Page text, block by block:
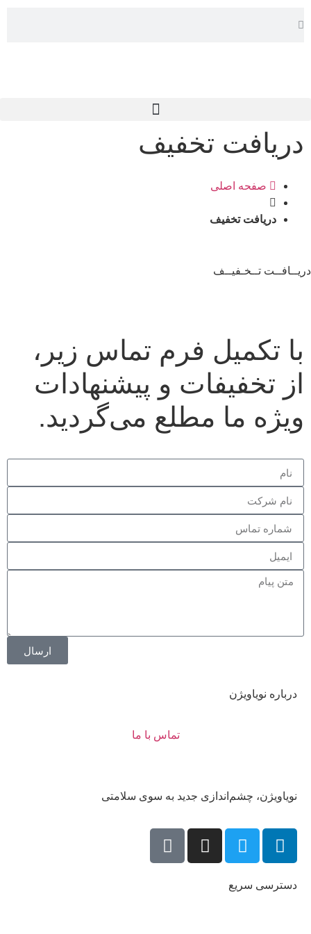
دریافت تخفیف
صفحه اصلی
دریافت تخفیف
دریــافــت تــخـفیــف
با تکمیل فرم تماس زیر،
از تخفیفات و پیشنهادات
ویژه ما مطلع می‌گردید.
ارسال
درباره نویاویژن
تماس با ما
نویاویژن، چشم‌اندازی جدید به سوی سلامتی
دسترسی سریع